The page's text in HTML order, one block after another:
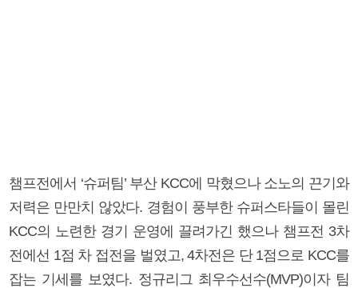
챔프전에서 ‘슈퍼팀’ 부산 KCC에 막혔으나 소노의 끈기와
저력은 만만치 않았다. 경험이 풍부한 슈퍼스타들이 몰린
KCC의 노련한 경기 운영에 끌려가긴 했으나 챔프전 3차
전에선 1점 차 접전을 벌였고, 4차전은 단 1점으로 KCC를
잡는 기세를 보였다. 정규리그 최우수선수(MVP)이자 팀